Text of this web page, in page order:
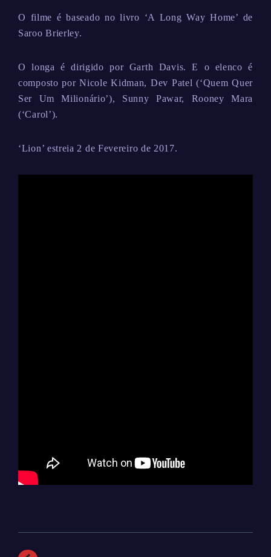
O filme é baseado no livro ‘A Long Way Home’ de
Saroo Brierley.
O longa é dirigido por Garth Davis. E o elenco é
composto por Nicole Kidman, Dev Patel (‘Quem Quer
Ser Um Milionário’), Sunny Pawar, Rooney Mara
(‘Carol’).
‘Lion’ estreia 2 de Fevereiro de 2017.